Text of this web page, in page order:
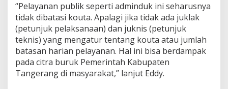
s
u
l
i
t
“Pelayanan publik seperti adminduk ini seharusnya
tidak dibatasi kouta. Apalagi jika tidak ada juklak
(petunjuk pelaksanaan) dan juknis (petunjuk
teknis) yang mengatur tentang kouta atau jumlah
batasan harian pelayanan. Hal ini bisa berdampak
pada citra buruk Pemerintah Kabupaten
Tangerang di masyarakat,” lanjut Eddy.